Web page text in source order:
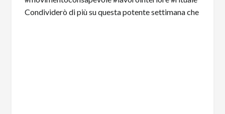
Condividerò di più su questa potente settimana che